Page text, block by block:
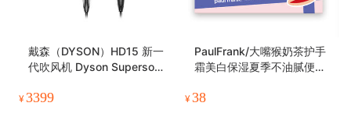
戴森（DYSON）HD15 新一
代吹风机 Dyson Supersoni
¥3399
PaulFrank/大嘴猴奶茶护手
霜美白保湿夏季不油腻便携
¥38